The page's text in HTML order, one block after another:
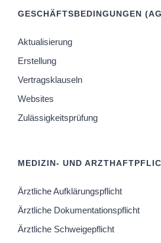
GESCHÄFTSBEDINGUNGEN
Aktualisierung
Erstellung
Vertragsklauseln
Websites
Zulässigkeitsprüfung
MEDIZIN- UND
Ärztliche Aufklärungspflicht
Ärztliche Dokumentationspflicht
Ärztliche Schweigepflicht